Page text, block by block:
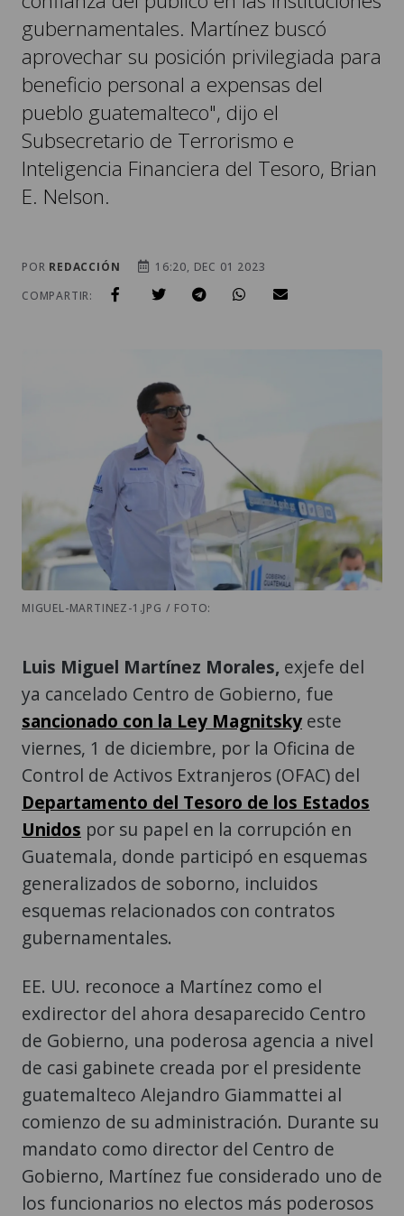
gubernamentales. Martínez buscó
aprovechar su posición privilegiada para
beneficio personal a expensas del
pueblo guatemalteco", dijo el
Subsecretario de Terrorismo e
Inteligencia Financiera del Tesoro, Brian
E. Nelson.
POR REDACCIÓN
16:20, DEC 01 2023
COMPARTIR:
MIGUEL-MARTINEZ-1.JPG / FOTO:
Luis Miguel Martínez Morales, exjefe del
ya cancelado Centro de Gobierno, fue
sancionado con la Ley Magnitsky este
viernes, 1 de diciembre, por la Oficina de
Control de Activos Extranjeros (OFAC) del
Departamento del Tesoro de los Estados
Unidos por su papel en la corrupción en
Guatemala, donde participó en esquemas
generalizados de soborno, incluidos
esquemas relacionados con contratos
gubernamentales.
EE. UU. reconoce a Martínez como el
exdirector del ahora desaparecido Centro
de Gobierno, una poderosa agencia a nivel
de casi gabinete creada por el presidente
guatemalteco Alejandro Giammattei al
comienzo de su administración. Durante su
mandato como director del Centro de
Gobierno, Martínez fue considerado uno de
los funcionarios no electos más poderosos